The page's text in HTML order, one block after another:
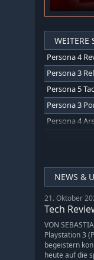
WEITERE
Persona 4
Persona 3
Persona 5
Persona 3
Persona 4
NEWS &
21. Oktober
Tech
VON
Playstation 3
begeistern
heute auf die